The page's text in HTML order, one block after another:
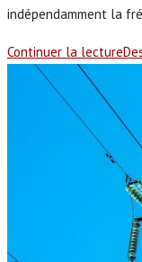
indépendamment la
Continuer la lecture